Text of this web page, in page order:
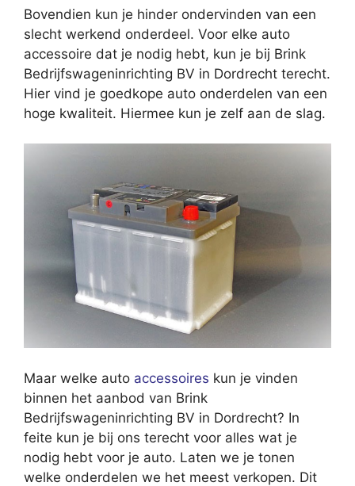
Bovendien kun je hinder ondervinden van een
slecht werkend onderdeel. Voor elke auto
accessoire dat je nodig hebt, kun je bij Brink
Bedrijfswageninrichting BV in Dordrecht terecht.
Hier vind je goedkope auto onderdelen van een
hoge kwaliteit. Hiermee kun je zelf aan de slag.
Maar welke auto accessoires kun je vinden
binnen het aanbod van Brink
Bedrijfswageninrichting BV in Dordrecht? In
feite kun je bij ons terecht voor alles wat je
nodig hebt voor je auto. Laten we je tonen
welke onderdelen we het meest verkopen. Dit